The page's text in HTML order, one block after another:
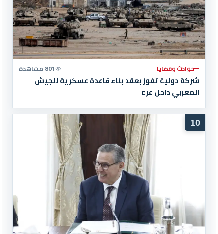
حوادث وقضايا 801 مشاهدة
شركة دولية تفوز بعقد بناء قاعدة عسكرية للجيش
المغربي داخل غزة
10